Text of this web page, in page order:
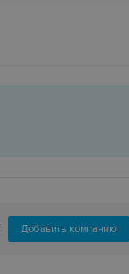
Добавить компанию